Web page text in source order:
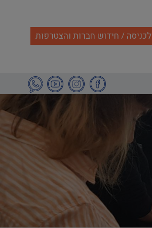
לכניסה / חידוש חברות והצטרפות